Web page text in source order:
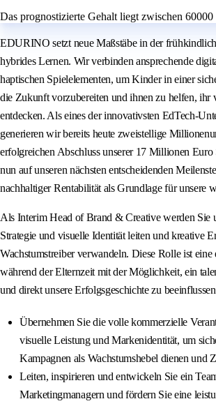
Das prognostizierte Gehalt liegt zwischen 60000
EDURINO setzt neue Maßstäbe in der
hybrides Lernen. Wir verbinden ansprechende
haptischen Spielelementen, um Kinder in einer
die Zukunft vorzubereiten und ihnen zu helfen, ihr
entdecken. Als eines der innovativsten EdTech-
generieren wir bereits heute zweistellige
erfolgreichen Abschluss unserer 17 Millionen Euro
nun auf unseren nächsten entscheidenden
nachhaltiger Rentabilität als Grundlage für unsere
Als Interim Head of Brand & Creative werden Sie
Strategie und visuelle Identität leiten und kreative
Wachstumstreiber verwandeln. Diese Rolle ist eine
während der Elternzeit mit der Möglichkeit, ein
und direkt unsere Erfolgsgeschichte zu
Übernehmen Sie die volle kommerzielle
visuelle Leistung und Markenidentität, um
Kampagnen als Wachstumshebel dienen und
Leiten, inspirieren und entwickeln Sie ein
Marketingmanagern und fördern Sie eine